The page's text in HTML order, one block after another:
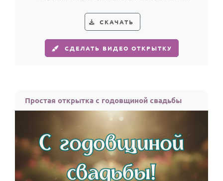
СКАЧАТЬ
СДЕЛАТЬ ВИДЕО ОТКРЫТКУ
Простая открытка с годовщиной свадьбы